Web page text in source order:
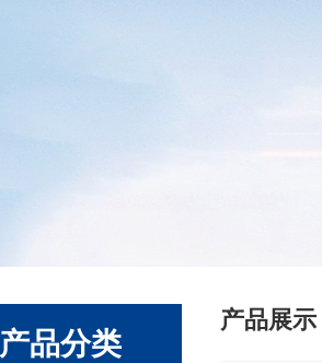
产品分类
产品展示